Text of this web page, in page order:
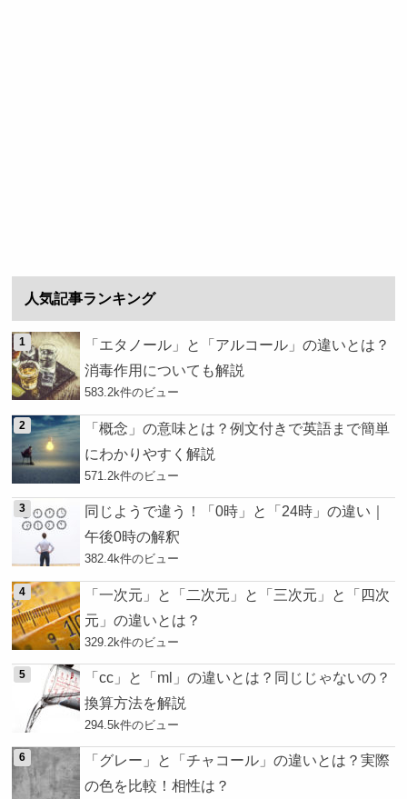
人気記事ランキング
「エタノール」と「アルコール」の違いとは？
消毒作用についても解説
583.2k件のビュー
「概念」の意味とは？例文付きで英語まで簡単
にわかりやすく解説
571.2k件のビュー
同じようで違う！「0時」と「24時」の違い｜
午後0時の解釈
382.4k件のビュー
「一次元」と「二次元」と「三次元」と「四次
元」の違いとは？
329.2k件のビュー
「cc」と「ml」の違いとは？同じじゃないの？
換算方法を解説
294.5k件のビュー
「グレー」と「チャコール」の違いとは？実際
の色を比較！相性は？